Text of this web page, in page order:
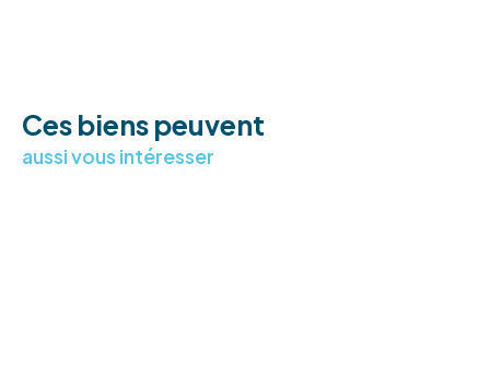
Ces biens peuvent
aussi vous intéresser